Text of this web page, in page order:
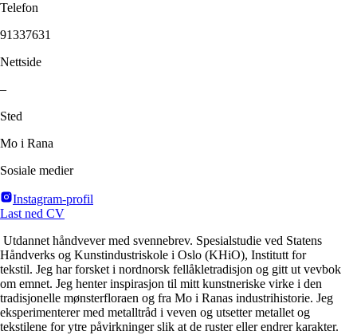
Telefon
91337631
Nettside
–
Sted
Mo i Rana
Sosiale medier
Instagram-profil
Last ned CV
Utdannet håndvever med svennebrev. Spesialstudie ved Statens
Håndverks og Kunstindustriskole i Oslo (KHiO), Institutt for
tekstil. Jeg har forsket i nordnorsk fellåkletradisjon og gitt ut vevbok
om emnet. Jeg henter inspirasjon til mitt kunstneriske virke i den
tradisjonelle mønsterfloraen og fra Mo i Ranas industrihistorie. Jeg
eksperimenterer med metalltråd i veven og utsetter metallet og
tekstilene for ytre påvirkninger slik at de ruster eller endrer karakter.